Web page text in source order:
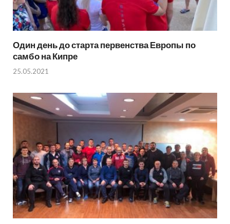
Один день до старта первенства Европы по
самбо на Кипре
25.05.2021